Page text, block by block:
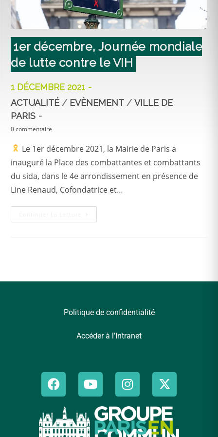
1er décembre, Journée mondiale
de lutte contre le VIH
1 DÉCEMBRE 2021
ACTUALITÉ / EVÈNEMENT / VILLE DE
PARIS
0 commentaire
Le 1er décembre 2021, la Mairie de Paris a
inauguré la Place des combattantes et combattants
du sida, dans le 4e arrondissement en présence de
Line Renaud, Cofondatrice et…
Politique de confidentialité
Accéder à l’Intranet